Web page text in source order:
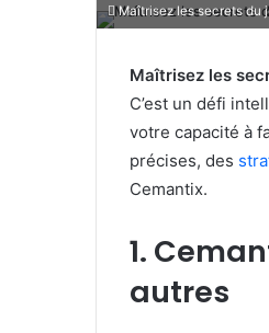
Maîtrisez les secrets du
Maîtrisez les
C’est un défi
votre capacité à
précises, des
Cemantix.
1.
autres